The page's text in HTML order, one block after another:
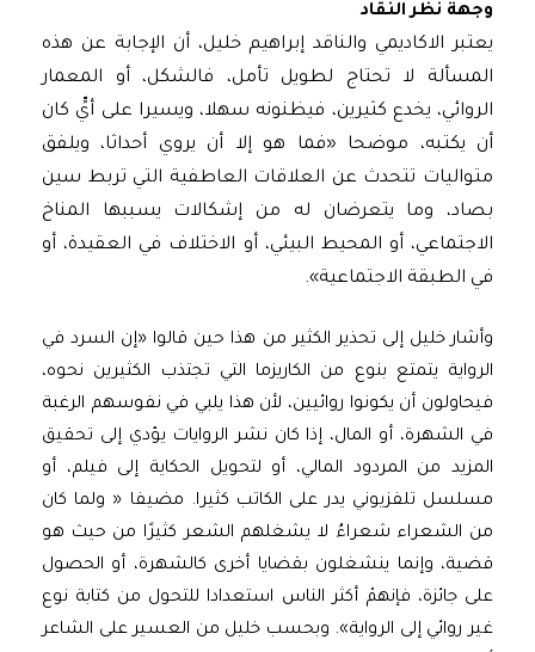
وجهة نظر النقاد
يعتبر الاكاديمي والناقد إبراهيم خليل، أن الإجابة عن هذه
المسألة لا تحتاج لطويل تأمل، فالشكل، أو المعمار
الروائي، يخدع كثيرين، فيظنونه سهلا، ويسيرا على أيٍّ كان
أن يكتبه، موضحا «فما هو إلا أن يروي أحداثا، ويلفق
متواليات تتحدث عن العلاقات العاطفية التي تربط سين
بصاد، وما يتعرضان له من إشكالات يسببها المناخ
الاجتماعي، أو المحيط البيئي، أو الاختلاف في العقيدة، أو
في الطبقة الاجتماعية».
وأشار خليل إلى تحذير الكثير من هذا حين قالوا «إن السرد في
الرواية يتمتع بنوع من الكاريزما التي تجتذب الكثيرين نحوه،
فيحاولون أن يكونوا روائيين، لأن هذا يلبي في نفوسهم الرغبة
في الشهرة، أو المال، إذا كان نشر الروايات يؤدي إلى تحقيق
المزيد من المردود المالي، أو لتحويل الحكاية إلى فيلم، أو
مسلسل تلفزيوني يدر على الكاتب كثيرا. مضيفا « ولما كان
من الشعراء شعراءُ لا يشغلهم الشعر كثيرًا من حيث هو
قضية، وإنما ينشغلون بقضايا أخرى كالشهرة، أو الحصول
على جائزة، فإنهمْ أكثر الناس استعدادا للتحول من كتابة نوع
غير روائي إلى الرواية». وبحسب خليل من العسير على الشاعر